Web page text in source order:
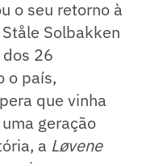
o seu retorno à
Solbakken
26
o país,
que vinha
geração
a Løvene